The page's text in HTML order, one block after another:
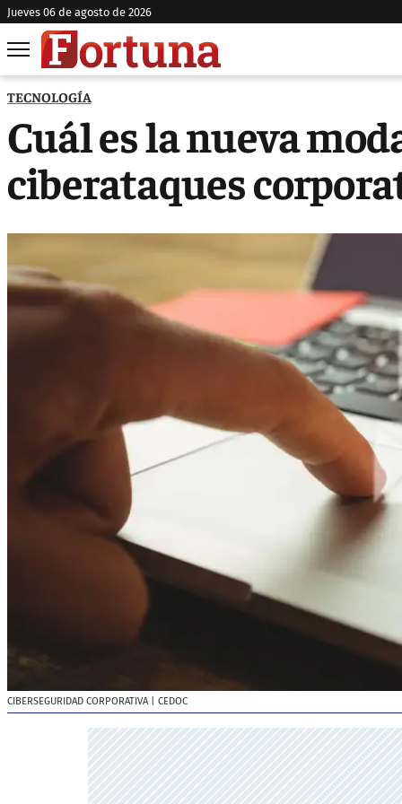
jueves 06 de agosto de 2026
TECNOLOGÍA
Cuál es la nueva
ciberataques
CIBERSEGURIDAD CORPORATIVA| CEDOC